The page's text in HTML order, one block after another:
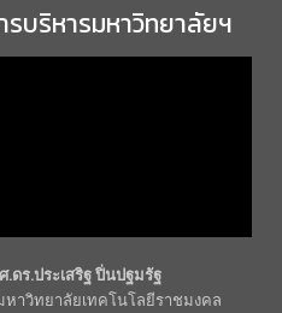
รบริหารมหาวิทยาลัยฯ
.ดร.ประเสริฐ ปิ่นปฐมรัฐ
หาวิทยาลัยเทคโนโลยีราชมงคล